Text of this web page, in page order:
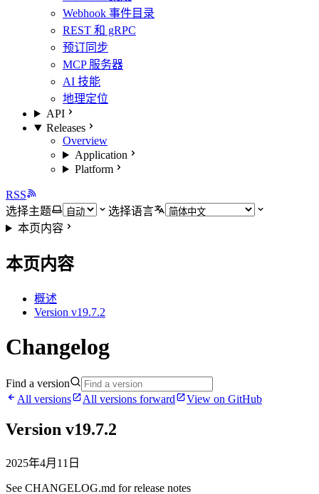
Webhook 事件目录
REST 和 gRPC
预订同步
MCP 服务器
AI 技能
地理定位
API
Releases
Overview
Application
Platform
RSS
选择主题
选择语言
本页内容
本页内容
概述
Version v19.7.2
Changelog
Find a version
All versions
All versions forward View on GitHub
Version v19.7.2
2025年4月11日
See CHANGELOG.md for release notes